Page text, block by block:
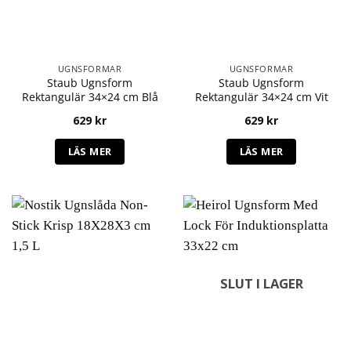
UGNSFORMAR
Staub Ugnsform
Rektangulär 34×24 cm Blå
629 kr
LÄS MER
UGNSFORMAR
Staub Ugnsform
Rektangulär 34×24 cm Vit
629 kr
LÄS MER
SLUT I LAGER